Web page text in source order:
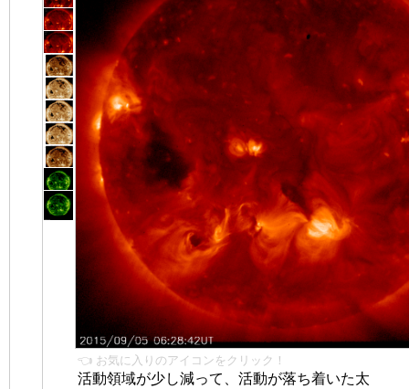
👈 お気に入りのアイコンをクリック！
活動領域が少し減って、活動が落ち着いた太